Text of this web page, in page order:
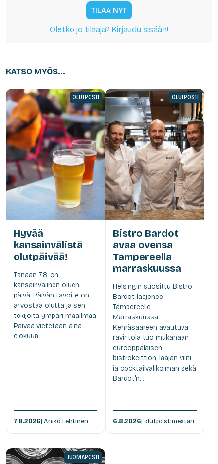
TILAA NYT
Oletko jo tilaaja? Kirjaudu sisään!
KATSO MYÖS...
OLUTPOSTI
Hyvää
kansainvälistä
olutpäivää!
Tänään 7.8. on
kansainvälinen oluen
päivä. Päivän tavoite on
arvostaa olutta ja sen
tekijöitä ympäri maailmaa.
Päivää vietetään aina
elokuun...
7.8.2026| Anikó Lehtinen
OLUTPOSTI
Bistro Bardot
avaa ovensa
Tampereella
marraskuussa
Helsingin suosittu Bistro
Bardot laajenee
Tampereelle.
Marraskuussa
Kehräsaareen avautuva
ravintola tuo mukanaan
eurooppalaisen
bistrokeittiön, laajan viini-
ja cocktailvalikoiman sekä
Bardot'n...
6.8.2026| olutpostimestari
JUOMAPOSTI